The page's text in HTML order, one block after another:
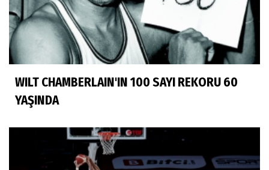
WILT CHAMBERLAIN'IN 100 SAYI REKORU 60
YAŞINDA